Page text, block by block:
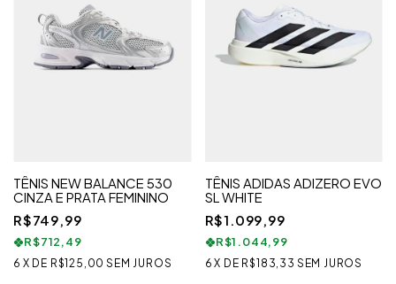
TÊNIS NEW BALANCE 530
CINZA E PRATA FEMININO
R$749,99
R$712,49
6 X DE R$125,00 SEM JUROS
TÊNIS ADIDAS ADIZERO EVO
SL WHITE
R$1.099,99
R$1.044,99
6 X DE R$183,33 SEM JUROS